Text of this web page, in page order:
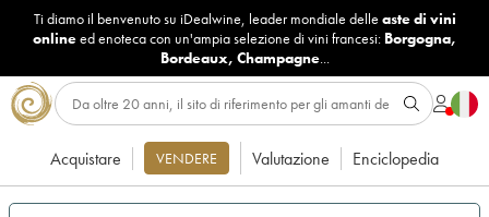
Ti diamo il benvenuto su iDealwine, leader mondiale delle aste di vini
onlineed enoteca con un'ampia selezione di vini francesi: Borgogna,
Bordeaux, Champagne...
Acquistare VENDERE Valutazione Enciclopedia